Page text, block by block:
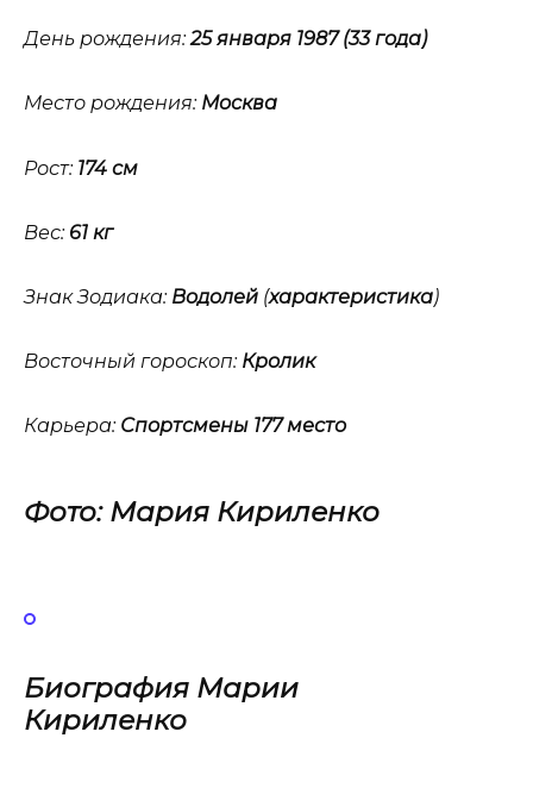
День рождения:25 января 1987 (33 года)
Место рождения: Москва
Рост: 174 см
Вес: 61 кг
Знак Зодиака: Водолей (характеристика)
Восточный гороскоп: Кролик
Карьера: Спортсмены 177 место
Фото: Мария Кириленко
Биография Марии
Кириленко